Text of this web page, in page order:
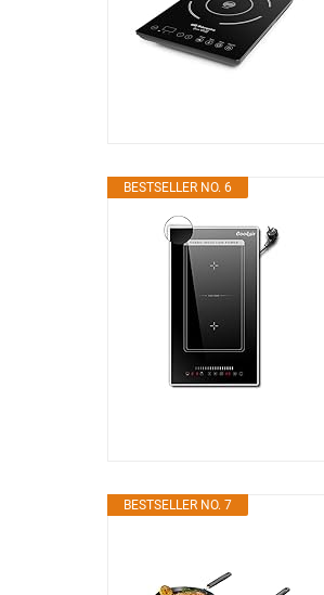
BESTSELLER NO. 6
BESTSELLER NO. 7